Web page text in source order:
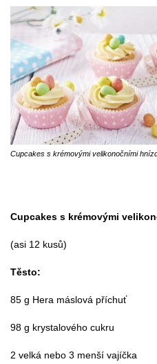
Cupcakes s krémovými velikonočními
Cupcakes s krémovými
(asi 12 kusů)
Těsto:
85 g Hera máslová příchuť
98 g krystalového cukru
2 velká nebo 3 menší vajíčka